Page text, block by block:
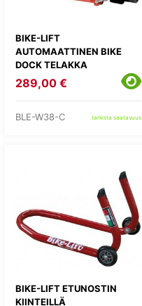
BIKE-LIFT
AUTOMAATTINEN BIKE
DOCK TELAKKA
289,00 €
BLE-W38-C tarkista saatavuus
BIKE-LIFT ETUNOSTIN
KIINTEILLÄ